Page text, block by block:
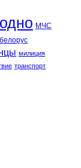
МЧС
белорус
милиция
транспорт